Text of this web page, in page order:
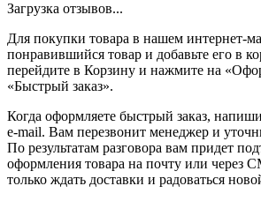
Загрузка отзывов...
Для покупки товара в нашем интернет-
понравившийся товар и добавьте его в
перейдите в Корзину и нажмите на
«Быстрый заказ».
Когда оформляете быстрый заказ,
e-mail. Вам перезвонит менеджер и
По результатам разговора вам придет
оформления товара на почту или через
только ждать доставки и радоваться